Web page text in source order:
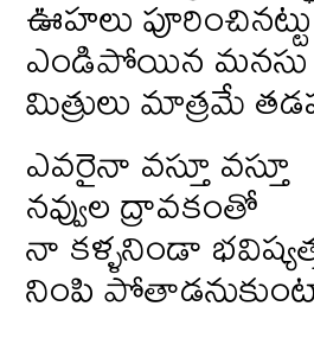
ఊహలు పూరించినట్టు
ఎండిపోయిన
మిత్రులు మాత్రమే
ఎవరైనా వస్తూ వస్తూ
నవ్వుల ద్రావకంతో
నా కళ్ళనిండా
నింపి